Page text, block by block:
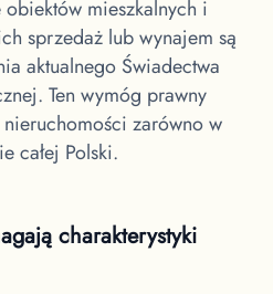
obiektów mieszkalnych i
sprzedaż lub wynajem są
aktualnego Świadectwa
Ten wymóg prawny
zarówno w
całej Polski.
charakterystyki